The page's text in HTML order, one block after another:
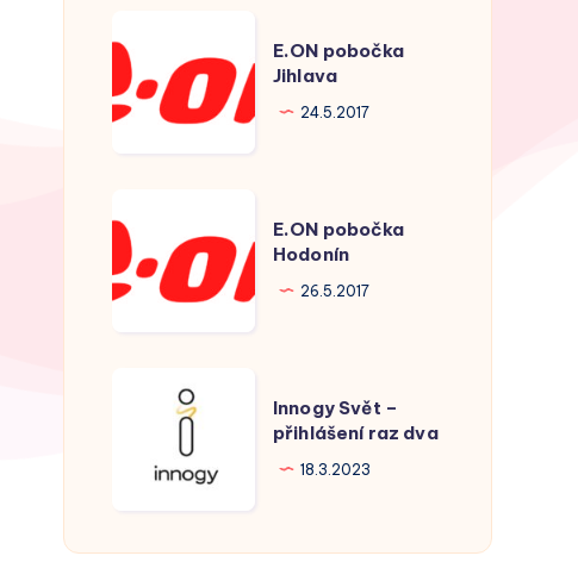
pobočka
Jihlava
E.ON pobočka
Jihlava
24.5.2017
pobočka
Hodonín
E.ON pobočka
Hodonín
26.5.2017
přihlášení
dva
Innogy Svět –
přihlášení raz dva
18.3.2023